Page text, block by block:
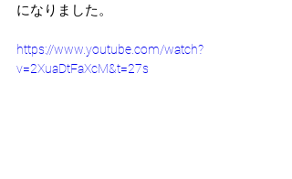
になりました。
https://www.youtube.com/watch?
v=2XuaDtFaXcM&t=27s